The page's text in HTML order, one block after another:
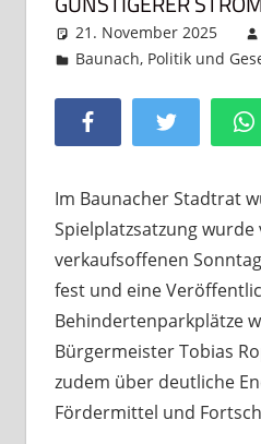
21. November 2025
Baunach, Politik und
Facebook Twitter
Im Baunacher Stadtrat
Spielplatzsatzung
verkaufsoffenen
fest und eine
Behindertenparkplätze
Bürgermeister Tobias
zudem über deutliche
Fördermittel und